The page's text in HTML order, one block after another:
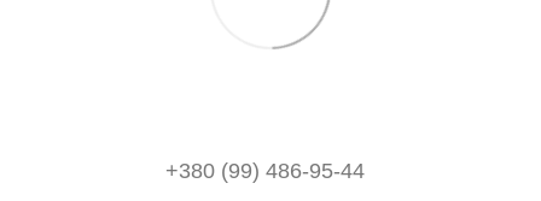
+380 (99) 486-95-44